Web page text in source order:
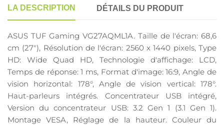
LA DESCRIPTION DÉTAILS DU PRODUIT
ASUS TUF Gaming VG27AQML1A. Taille de l'écran: 68,6
cm (27"), Résolution de l'écran: 2560 x 1440 pixels, Type
HD: Wide Quad HD, Technologie d'affichage: LCD,
Temps de réponse: 1 ms, Format d'image: 16:9, Angle de
vision horizontal: 178°, Angle de vision vertical: 178°.
Haut-parleurs intégrés. Concentrateur USB intégré,
Version du concentrateur USB: 3.2 Gen 1 (3.1 Gen 1).
Montage VESA, Réglage de la hauteur. Couleur du